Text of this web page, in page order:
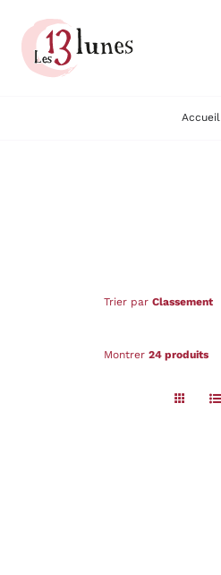
contenu
Accueil
Trier par Classement
Montrer 24 produits